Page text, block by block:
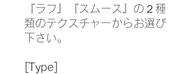
『ラフ』『スムース』の２種
類のテクスチャーからお選び
下さい。
[Type]